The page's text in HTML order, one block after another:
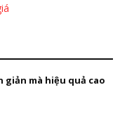
giản mà hiệu quả cao